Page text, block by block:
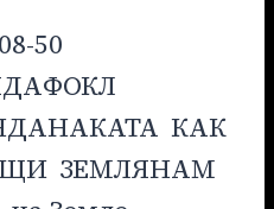
08-50
ЯДАФОКЛ
КАК
ЗЕМЛЯНАМ